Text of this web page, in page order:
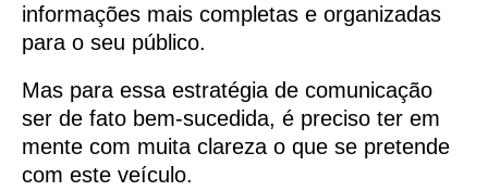
informações mais completas e organizadas
para o seu público.
Mas para essa estratégia de comunicação
ser de fato bem-sucedida, é preciso ter em
mente com muita clareza o que se pretende
com este veículo.